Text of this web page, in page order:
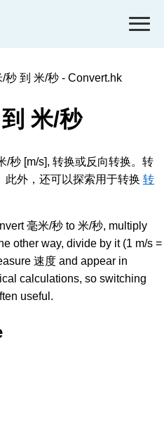
秒 到 米/秒 - Convert.hk
米/秒
/秒 [m/s], 转换或反向转换。转
此外，还可以探索用于转换 转
毫米/秒 to 米/秒, multiply
other way, divide by it (1 m/s =
速度 and appear in
calculations, so switching
useful.